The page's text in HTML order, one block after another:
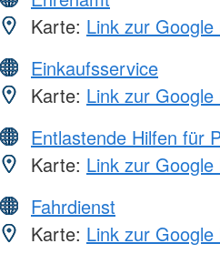
Karte: Link zur
Einkaufsservice
Karte: Link zur
Entlastende Hilfen für
Karte: Link zur
Fahrdienst
Karte: Link zur